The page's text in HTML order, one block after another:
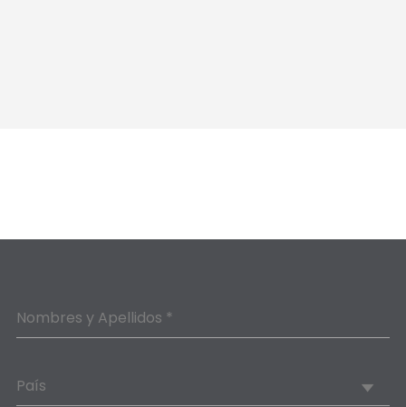
Nombres y Apellidos *
País